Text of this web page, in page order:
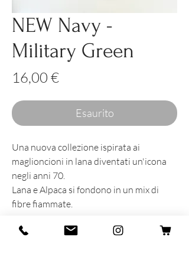
NEW Navy -
Military Green
16,00 €Prezzo
Esaurito
Una nuova collezione ispirata ai
maglioncioni in lana diventati un'icona
negli anni 70.
Lana e Alpaca si fondono in un mix di
fibre fiammate.